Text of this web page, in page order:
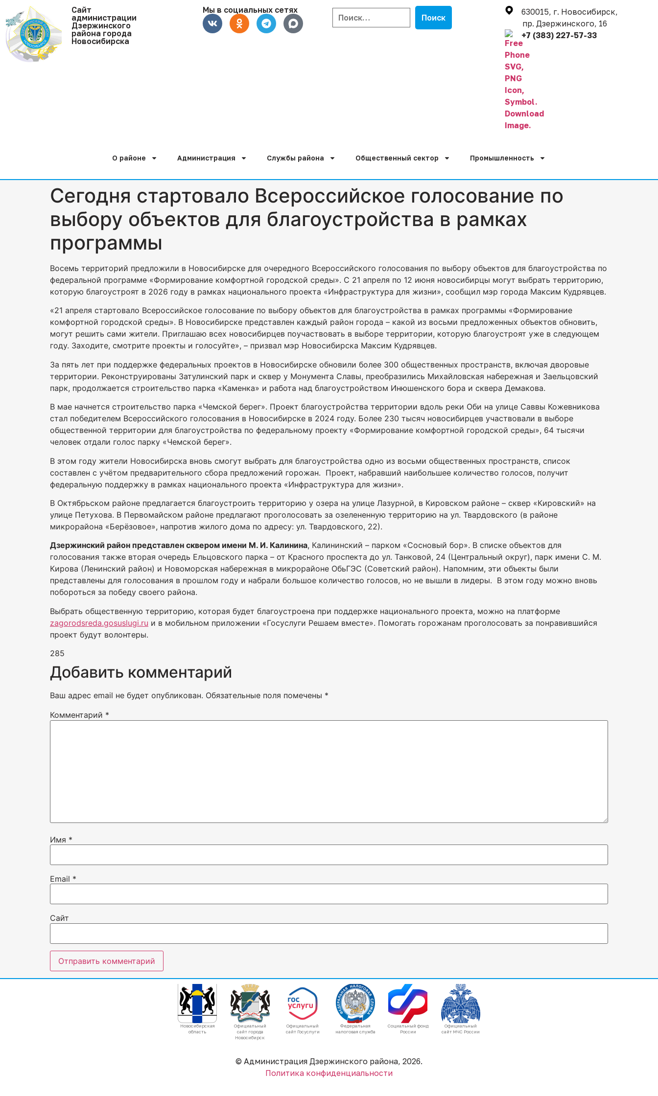
Cайт
администрации
Дзержинского
района города
Новосибирска
Мы в социальных сетях
630015, г. Новосибирск,
пр. Дзержинского, 16
+7 (383) 227-57-33
О районе Администрация Службы района Общественный сектор Промышленность
Сегодня стартовало Всероссийское голосование по
выбору объектов для благоустройства в рамках
программы
Восемь территорий предложили в Новосибирске для очередного Всероссийского голосования по выбору объектов для благоустройства по
федеральной программе «Формирование комфортной городской среды». С 21 апреля по 12 июня новосибирцы могут выбрать территорию,
которую благоустроят в 2026 году в рамках национального проекта «Инфраструктура для жизни», сообщил мэр города Максим Кудрявцев.
«21 апреля стартовало Всероссийское голосование по выбору объектов для благоустройства в рамках программы «Формирование
комфортной городской среды». В Новосибирске представлен каждый район города – какой из восьми предложенных объектов обновить,
могут решить сами жители. Приглашаю всех новосибирцев поучаствовать в выборе территории, которую благоустроят уже в следующем
году. Заходите, смотрите проекты и голосуйте», – призвал мэр Новосибирска Максим Кудрявцев.
За пять лет при поддержке федеральных проектов в Новосибирске обновили более 300 общественных пространств, включая дворовые
территории. Реконструированы Затулинский парк и сквер у Монумента Славы, преобразились Михайловская набережная и Заельцовский
парк, продолжается строительство парка «Каменка» и работа над благоустройством Инюшенского бора и сквера Демакова.
В мае начнется строительство парка «Чемской берег». Проект благоустройства территории вдоль реки Оби на улице Саввы Кожевникова
стал победителем Всероссийского голосования в Новосибирске в 2024 году. Более 230 тысяч новосибирцев участвовали в выборе
общественной территории для благоустройства по федеральному проекту «Формирование комфортной городской среды», 64 тысячи
человек отдали голос парку «Чемской берег».
В этом году жители Новосибирска вновь смогут выбрать для благоустройства одно из восьми общественных пространств, список
составлен с учётом предварительного сбора предложений горожан. Проект, набравший наибольшее количество голосов, получит
федеральную поддержку в рамках национального проекта «Инфраструктура для жизни».
В Октябрьском районе предлагается благоустроить территорию у озера на улице Лазурной, в Кировском районе – сквер «Кировский» на
улице Петухова. В Первомайском районе предлагают проголосовать за озелененную территорию на ул. Твардовского (в районе
микрорайона «Берёзовое», напротив жилого дома по адресу: ул. Твардовского, 22).
Дзержинский район представлен сквером имени М. И. Калинина, Калининский – парком «Сосновый бор». В списке объектов для
голосования также вторая очередь Ельцовского парка – от Красного проспекта до ул. Танковой, 24 (Центральный округ), парк имени С. М.
Кирова (Ленинский район) и Новоморская набережная в микрорайоне ОбьГЭС (Советский район). Напомним, эти объекты были
представлены для голосования в прошлом году и набрали большое количество голосов, но не вышли в лидеры. В этом году можно вновь
побороться за победу своего района.
Выбрать общественную территорию, которая будет благоустроена при поддержке национального проекта, можно на платформе
zagorodsreda.gosuslugi.ru и в мобильном приложении «Госуслуги Решаем вместе». Помогать горожанам проголосовать за понравившийся
проект будут волонтеры.
285
Добавить комментарий
Ваш адрес email не будет опубликован. Обязательные поля помечены *
Комментарий *
Имя *
Email *
Сайт
Новосибирская
область
Официальный
сайт города
Новосибирск
Официальный
сайт Госуслуги
Федеральная
налоговая служба
Социальный фонд
России
Официальный
сайт МЧС России
© Администрация Дзержинского района, 2026.
Политика конфиденциальности